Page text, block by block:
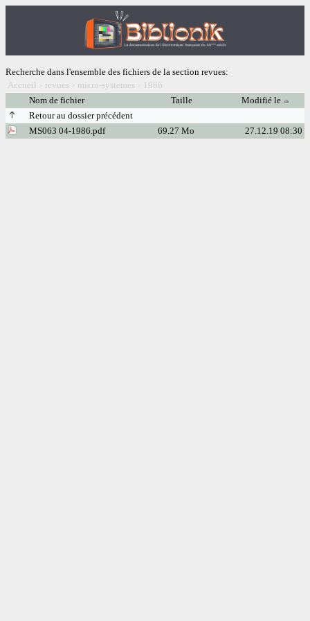
Recherche dans l'ensemble des fichiers de la section revues:
Accueil
> revues > micro-systemes >
1986
Nom de fichier
Taille
Modifié le
Retour au dossier précédent
MS063 04-1986.pdf
69.27 Mo 27.12.19 08:30